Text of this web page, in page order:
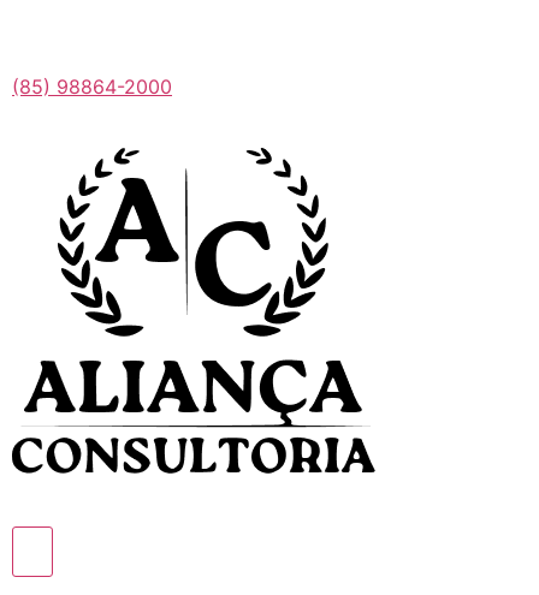
(85) 98864-2000